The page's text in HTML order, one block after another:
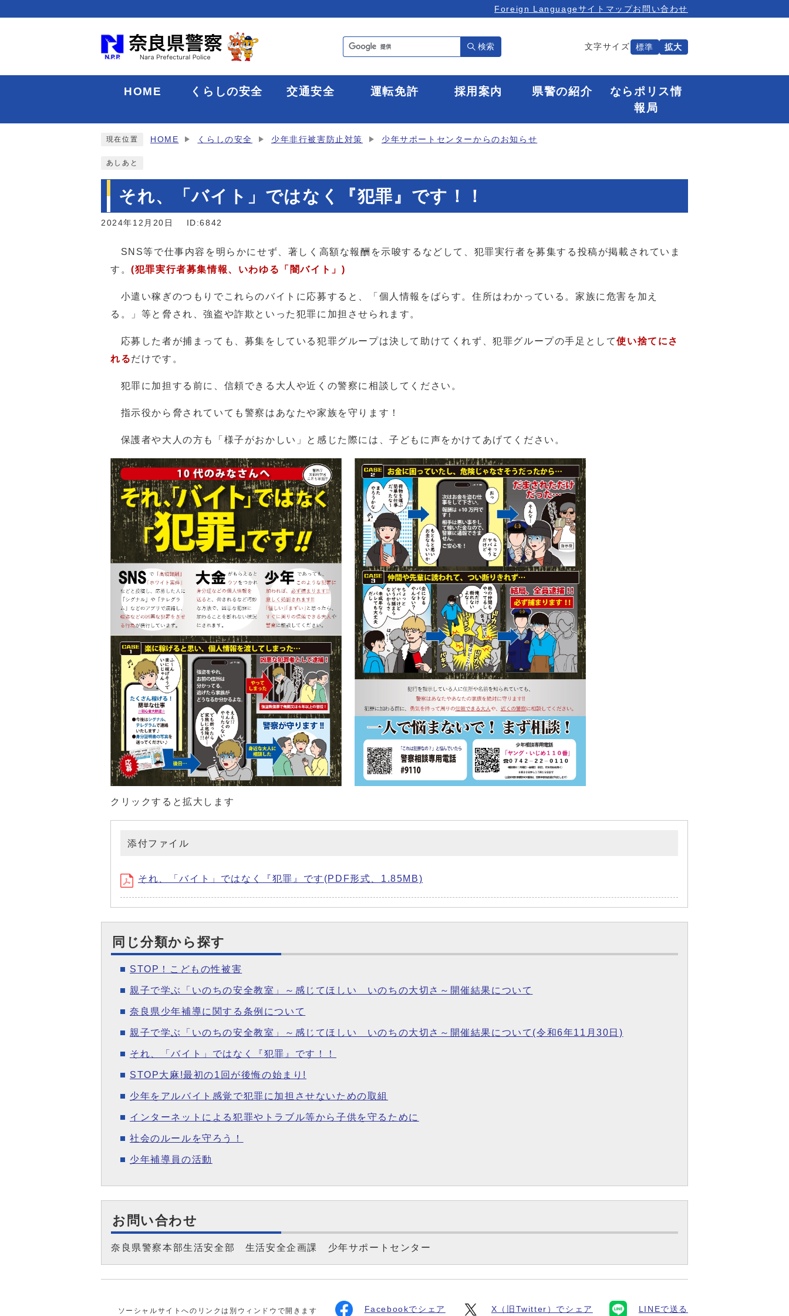
Foreign Languageサイトマップお問い合わせ
検索 文字サイズ 標準 拡大
HOME くらしの安全 交通安全 運転免許 採用案内 県警の紹介
ならポリス情
報局
現在位置 HOME くらしの安全 少年非行被害防止対策 少年サポートセンターからのお知らせ
あしあと
それ、「バイト」ではなく『犯罪』です！！
2024年12月20日 ID:6842
SNS等で仕事内容を明らかにせず、著しく高額な報酬を示唆するなどして、犯罪実行者を募集する投稿が掲載されていま
す。(犯罪実行者募集情報、いわゆる「闇バイト」)
小遣い稼ぎのつもりでこれらのバイトに応募すると、「個人情報をばらす。住所はわかっている。家族に危害を加え
る。」等と脅され、強盗や詐欺といった犯罪に加担させられます。
応募した者が捕まっても、募集をしている犯罪グループは決して助けてくれず、犯罪グループの手足として使い捨てにさ
れるだけです。
犯罪に加担する前に、信頼できる大人や近くの警察に相談してください。
指示役から脅されていても警察はあなたや家族を守ります！
保護者や大人の方も「様子がおかしい」と感じた際には、子どもに声をかけてあげてください。
クリックすると拡大します
添付ファイル
それ、「バイト」ではなく『犯罪』です(PDF形式、1.85MB)
同じ分類から探す
STOP！こどもの性被害
親子で学ぶ「いのちの安全教室」～感じてほしい いのちの大切さ～開催結果について
奈良県少年補導に関する条例について
親子で学ぶ「いのちの安全教室」～感じてほしい いのちの大切さ～開催結果について(令和6年11月30日)
それ、「バイト」ではなく『犯罪』です！！
STOP大麻!最初の1回が後悔の始まり!
少年をアルバイト感覚で犯罪に加担させないための取組
インターネットによる犯罪やトラブル等から子供を守るために
社会のルールを守ろう！
少年補導員の活動
お問い合わせ
奈良県警察本部生活安全部 生活安全企画課 少年サポートセンター
ソーシャルサイトへのリンクは別ウィンドウで開きます Facebookでシェア X（旧Twitter）でシェア LINEで送る